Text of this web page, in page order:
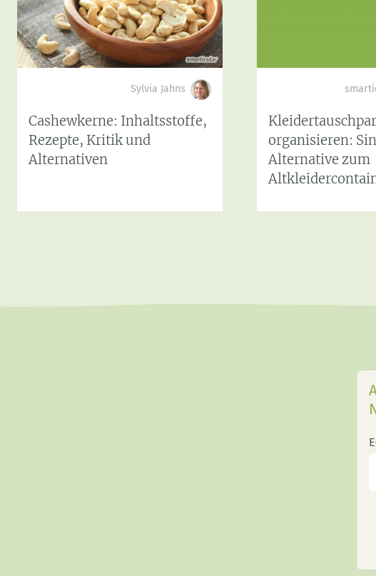
Sylvia Jahns
Cashewkerne: Inhaltsstoffe,
Rezepte, Kritik und
Alternativen
organisieren:
Alternative zum